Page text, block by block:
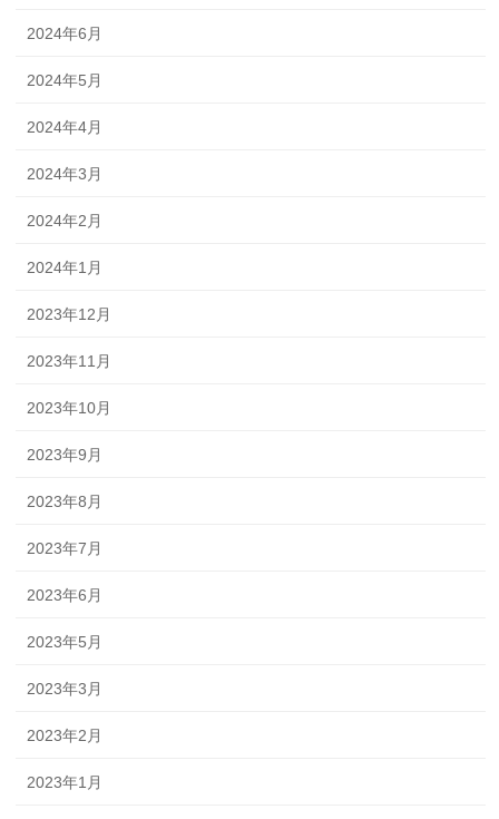
2024年6月
2024年5月
2024年4月
2024年3月
2024年2月
2024年1月
2023年12月
2023年11月
2023年10月
2023年9月
2023年8月
2023年7月
2023年6月
2023年5月
2023年3月
2023年2月
2023年1月